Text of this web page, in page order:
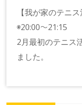
【我が家のテニス
◉20:00〜21:15
2月最初のテニス
ました。